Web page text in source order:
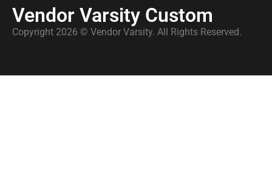
Vendor Varsity Custom
Copyright 2026 © Vendor Varsity. All Rights Reserved.